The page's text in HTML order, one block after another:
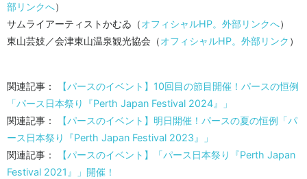
部リンクへ）
サムライアーティストかむゐ（オフィシャルHP。外部リンクへ）
東山芸妓／会津東山温泉観光協会（オフィシャルHP。外部リンク ）
関連記事：
【パースのイベント】10回目の節目開催！パースの恒例
「パース日本祭り『Perth Japan Festival 2024』」
関連記事：
【パースのイベント】明日開催！パースの夏の恒例「パ
ース日本祭り『Perth Japan Festival 2023』」
関連記事：
【パースのイベント】「パース日本祭り『Perth Japan
Festival 2021』」開催！